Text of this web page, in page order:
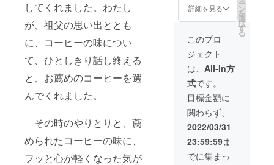
してくれました。わたし
が、祖父の思い出ととも
に、コーヒーの味につい
て、ひとしきり話し終える
と、お薦めのコーヒーを選
んでくれました。
その時のやりとりと、薦
められたコーヒーの味に、
フッと心が軽くなった気が
の支援
者様と
での同
時開催
をする
ことは
せん。
チバ
コー
ヒーま
での交
通費
は、恐
れ入り
をする
せん。
コー
ヒーま
での交
通費
は、恐
れ入り
ますが
支援者
負担頂
きます
場所と
組ませ
ていた
だきま
す。各
支援者
様個別
で対応
させて
頂きま
す。他
の支援
者様と
の合同
ける方
いただ
きま
す。お
越し頂
く日時
につき
まして
は、
2022年
6月以
降、支
援者様
とお電
あなた
の好み
のコー
ヒの味
わい
と、名
付けた
い商品
名をお
伝え下
さい。
それに
合わせ
て、チ
バコー
ヒーの
スタッ
記念し
て、
2022年
6月から
半年間
限定で
チバ
コー
ヒーGO
で販売
する、
新商品
のオリ
ジナル
ブレン
ドに、
お好き
詳細を見る ー
ン
を
選
択
す
る
このプロ
ジェクト
は、 All-In方
式です。
目標金額に
関わらず、
2022/03/31
23:59:59ま
でに集まっ